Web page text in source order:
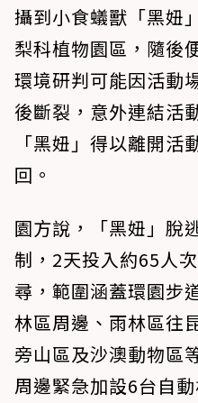
攝到小食蟻獸「黑妞
梨科植物園區，隨後
環境研判可能因活動
後斷裂，意外連結活
「黑妞」得以離開
回。
園方說，「黑妞」脫
制，2天投入約65人
尋，範圍涵蓋環園步
林區周邊、雨林區往
旁山區及沙澳動物區
周邊緊急加設6台自